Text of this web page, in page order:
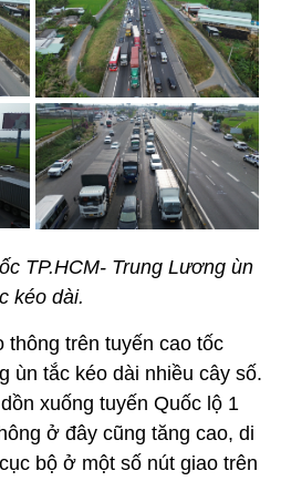
TP.HCM- Trung Lương ùn
kéo dài.
thông trên tuyến cao tốc
ùn tắc kéo dài nhiều cây số.
xuống tuyến Quốc lộ 1
ở đây cũng tăng cao, di
bộ ở một số nút giao trên